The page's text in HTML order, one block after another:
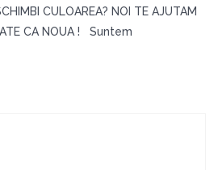
CULOAREA? NOI TE AJUTAM
CA NOUA ! Suntem